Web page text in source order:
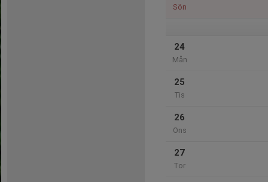
Sön
24
Mån
25
Tis
26
Ons
27
Tor